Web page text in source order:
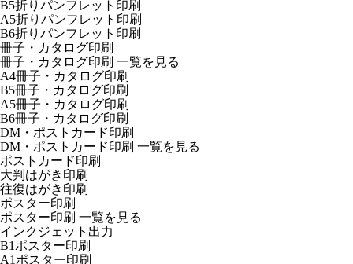
B5折りパンフレット印刷
A5折りパンフレット印刷
B6折りパンフレット印刷
冊子・カタログ印刷
冊子・カタログ印刷 一覧を見る
A4冊子・カタログ印刷
B5冊子・カタログ印刷
A5冊子・カタログ印刷
B6冊子・カタログ印刷
DM・ポストカード印刷
DM・ポストカード印刷 一覧を見る
ポストカード印刷
大判はがき印刷
往復はがき印刷
ポスター印刷
ポスター印刷 一覧を見る
インクジェット出力
B1ポスター印刷
A1ポスター印刷